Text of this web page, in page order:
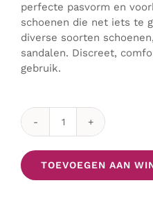
perfecte pasvorm en
schoenen die net iets te
diverse soorten
sandalen. Discreet,
gebruik.
Comfort
Schoenbandjes
TOEVOEGEN AAN